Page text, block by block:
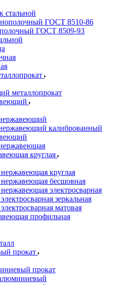
стальной
ГОСТ 8510-86
ГОСТ 8509-93
металлопрокат
калиброванный
круглая
круглая
нержавеющая бесшовная
электросварная
зеркальная
матовая
профильная
прокат
прокат